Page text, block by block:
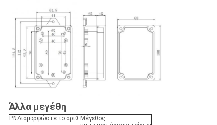
Άλλα μεγέθη
P.NΔιαμορφώστε το αριθ. Μέγεθος